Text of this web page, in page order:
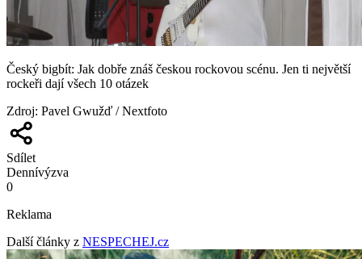
Český bigbít: Jak dobře znáš českou rockovou scénu. Jen ti největší
rockeři dají všech 10 otázek
Zdroj: Pavel Gwužď / Nextfoto
Sdílet
Dennívýzva
0
Reklama
Další články z NESPECHEJ.cz